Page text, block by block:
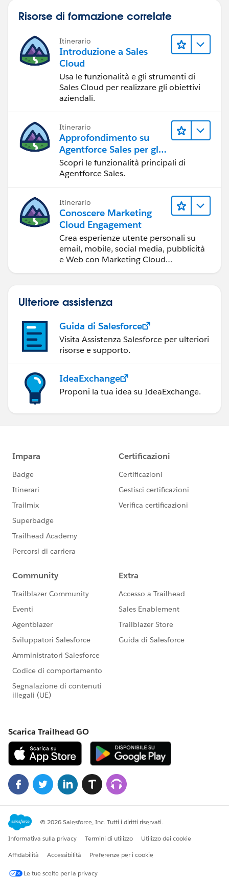
Risorse di formazione correlate
Itinerario
Introduzione a Sales
Cloud
Usa le funzionalità e gli strumenti di
Sales Cloud per realizzare gli obiettivi
aziendali.
Itinerario
Approfondimento su
Agentforce Sales per gli
amministratori
Scopri le funzionalità principali di
Agentforce Sales.
Itinerario
Conoscere Marketing
Cloud Engagement
Crea esperienze utente personali su
email, mobile, social media, pubblicità
e Web con Marketing Cloud
Ulteriore assistenza
Guida di Salesforce
Visita Assistenza Salesforce per ulteriori
risorse e supporto.
IdeaExchange
Proponi la tua idea su IdeaExchange.